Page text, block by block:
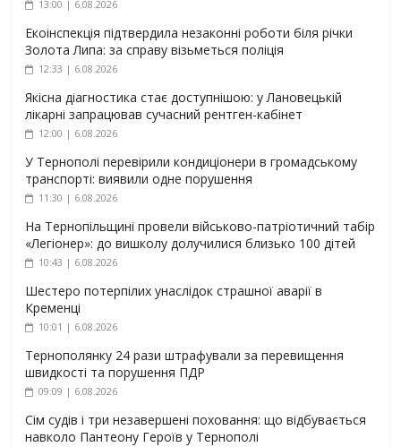
13:00 | 6.08.2026
Екоінспекція підтвердила незаконні роботи біля річки
Золота Липа: за справу візьметься поліція
12:33 | 6.08.2026
Якісна діагностика стає доступнішою: у Лановецькій
лікарні запрацював сучасний рентген-кабінет
12:00 | 6.08.2026
У Тернополі перевірили кондиціонери в громадському
транспорті: виявили одне порушення
11:30 | 6.08.2026
На Тернопільщині провели військово-патріотичний табір
«Легіонер»: до вишколу долучилися близько 100 дітей
10:43 | 6.08.2026
Шестеро потерпілих унаслідок страшної аварії в
Кременці
10:01 | 6.08.2026
Тернополянку 24 рази штрафували за перевищення
швидкості та порушення ПДР
09:09 | 6.08.2026
Сім судів і три незавершені поховання: що відбувається
навколо Пантеону Героїв у Тернополі